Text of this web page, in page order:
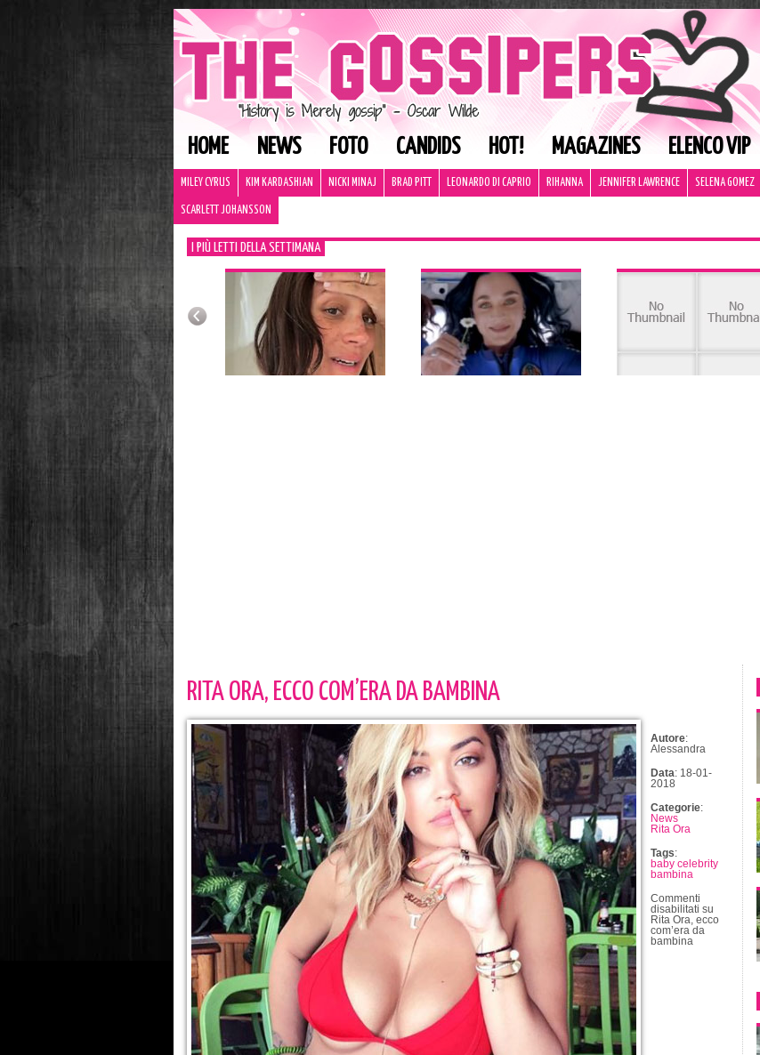
HOME NEWS FOTO CANDIDS HOT! MAGAZINES ELENCO VIP
MILEY CYRUS KIM KARDASHIAN NICKI MINAJ BRAD PITT LEONARDO DI CAPRIO RIHANNA JENNIFER LAWRENCE SELENA GOMEZ
SCARLETT JOHANSSON
I PIÙ LETTI DELLA SETTIMANA
RITA ORA, ECCO COM’ERA DA BAMBINA
Autore:
Alessandra
Data: 18-01-
2018
Categorie:
News
Rita Ora
Tags:
baby celebrity
bambina
Commenti
disabilitati su
Rita Ora, ecco
com’era da
bambina